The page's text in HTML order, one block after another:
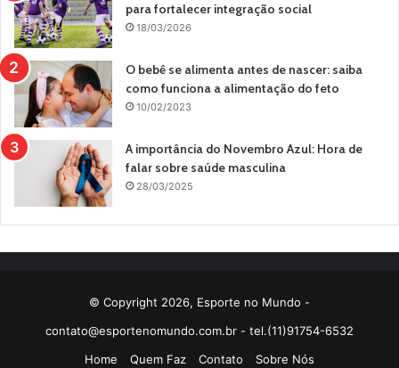
para fortalecer integração social
18/03/2026
O bebê se alimenta antes de nascer: saiba
como funciona a alimentação do feto
10/02/2023
A importância do Novembro Azul: Hora de
falar sobre saúde masculina
28/03/2025
© Copyright 2026, Esporte no Mundo -
contato@esportenomundo.com.br - tel.(11)91754-6532
Home
Quem Faz Contato Sobre Nós